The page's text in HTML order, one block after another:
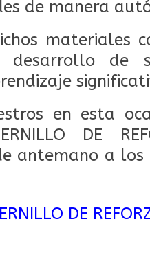
de manera
materiales
de
en esta
DE
de antemano a
DE